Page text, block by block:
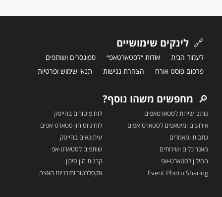
🔗 לינקים שימושיים
לעמוד הבית אודות ״לסטארטאפ״
ספונסרים ושותפים
פרסום פוסט אורח
הצהרת נגישות תנאי שימוש ופרטיות
🔎 מחפשים משהו נוסף?
נותני שירות לסטארטאפים
אירועים ומיטאפים לסטארט-אפים
כתבות ומאמרים
מאגר כלים ושירותים
המילון לסטארט-אפ
Event Photo Sharing
לוח פיטורים בהייטק
לוח גיוס הון סטארט-אפים
עיתונאים בהייטק
שותפים לסטארט-אפ
קרנות הון סיכון
אקסלרטור ותוכניות האצה